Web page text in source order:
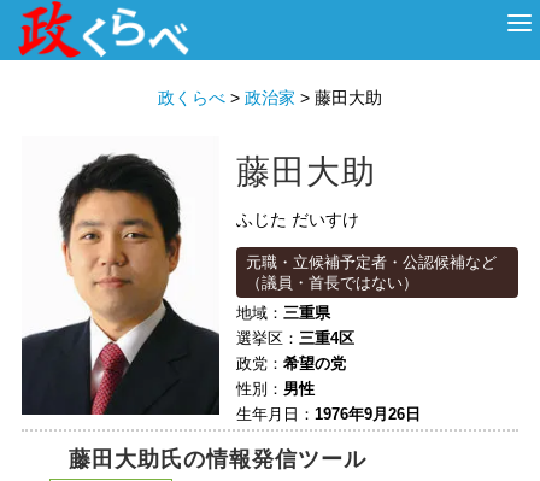
政くらべ > 政治家 > 藤田大助
藤田大助
ふじた だいすけ
元職・立候補予定者・公認候補など
（議員・首長ではない）
地域： 三重県
選挙区： 三重4区
政党： 希望の党
性別： 男性
生年月日： 1976年9月26日
藤田大助氏の情報発信ツール